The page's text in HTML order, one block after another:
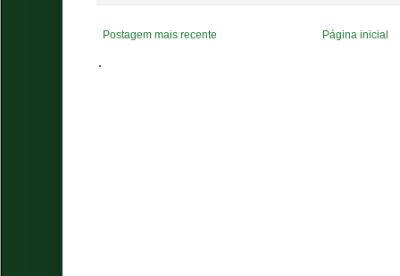
Postagem mais recente Página inicial
.